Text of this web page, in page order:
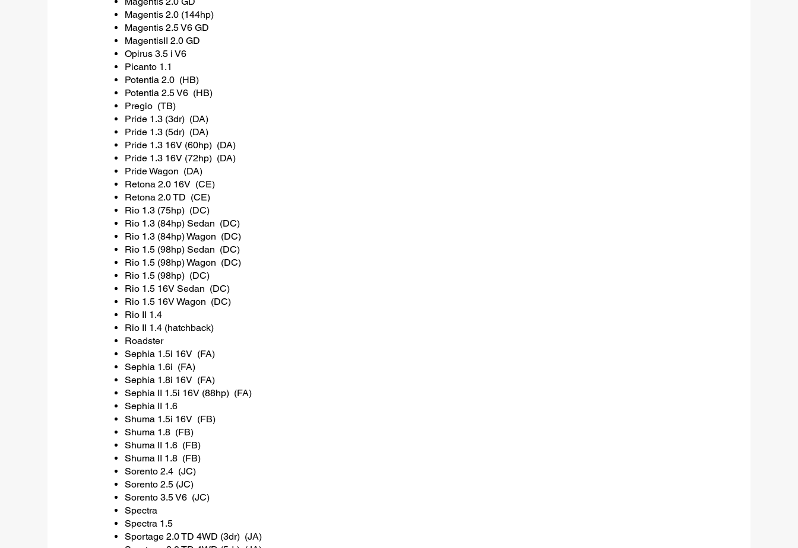
Magentis 2.0 (144hp)
Magentis 2.5 V6 GD
MagentisII 2.0 GD
Opirus 3.5 i V6
Picanto 1.1
Potentia 2.0 (HB)
Potentia 2.5 V6 (HB)
Pregio (TB)
Pride 1.3 (3dr) (DA)
Pride 1.3 (5dr) (DA)
Pride 1.3 16V (60hp) (DA)
Pride 1.3 16V (72hp) (DA)
Pride Wagon (DA)
Retona 2.0 16V (CE)
Retona 2.0 TD (CE)
Rio 1.3 (75hp) (DC)
Rio 1.3 (84hp) Sedan (DC)
Rio 1.3 (84hp) Wagon (DC)
Rio 1.5 (98hp) Sedan (DC)
Rio 1.5 (98hp) Wagon (DC)
Rio 1.5 (98hp) (DC)
Rio 1.5 16V Sedan (DC)
Rio 1.5 16V Wagon (DC)
Rio II 1.4
Rio II 1.4 (hatchback)
Roadster
Sephia 1.5i 16V (FA)
Sephia 1.6i (FA)
Sephia 1.8i 16V (FA)
Sephia II 1.5i 16V (88hp) (FA)
Sephia II 1.6
Shuma 1.5i 16V (FB)
Shuma 1.8 (FB)
Shuma II 1.6 (FB)
Shuma II 1.8 (FB)
Sorento 2.4 (JC)
Sorento 2.5 (JC)
Sorento 3.5 V6 (JC)
Spectra
Spectra 1.5
Sportage 2.0 TD 4WD (3dr) (JA)